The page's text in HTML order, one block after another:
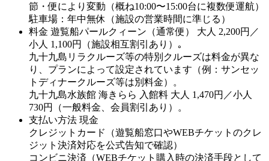
節・便により変動（概ね10:00〜15:00台に複数便運航）
駐車場：年中無休（施設の営業時間に準じる）
料金 遊覧船パールクィーン（通常便） 大人 2,200円／
小人 1,100円（施設相互割引あり）｡
九十九島リラクルーズ等の特別クルーズは料金が異な
り、プランによって設定されています（例：サンセッ
トディナークルーズ等は別料金）。
九十九島水族館 海きらら 入館料 大人 1,470円／小人
730円（一般料金、会員割引あり）。
支払い方法 現金
クレジットカード（遊覧船窓口やWEBチケットのクレ
ジット決済対応を公式告知で確認）
コンビニ決済（WEBチケット購入時の決済手段として